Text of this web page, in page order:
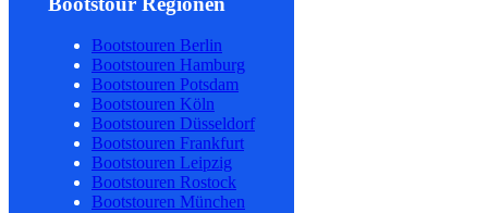
Bootstouren Berlin
Bootstouren Hamburg
Bootstouren Potsdam
Bootstouren Köln
Bootstouren Düsseldorf
Bootstouren Frankfurt
Bootstouren Leipzig
Bootstouren Rostock
Bootstouren München